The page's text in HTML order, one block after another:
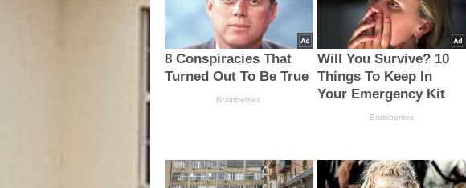
8 Conspiracies That
Turned Out To Be True
Brainberries
Will You Survive? 10
Things To Keep In
Your Emergency Kit
Brainberries